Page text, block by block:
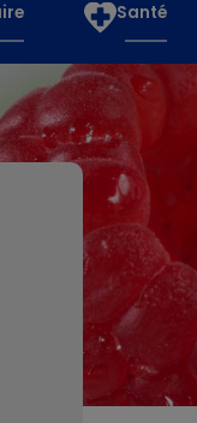
Santé